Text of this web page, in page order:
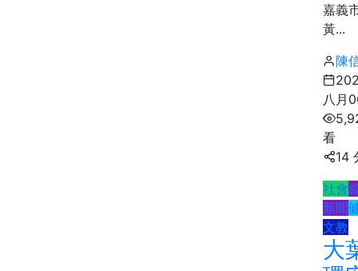
嘉義
黃...
陳
八月
看
14
社會
新聞
文教
大